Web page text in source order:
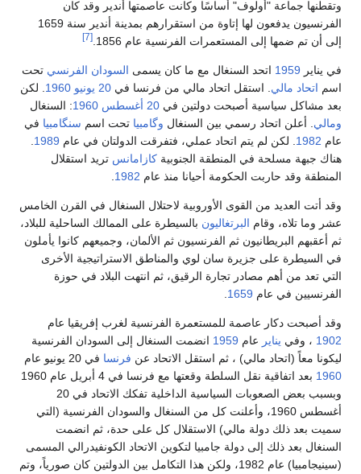
وتقطنها جماعة "أولوف" أساسًا وكانت عاصمتها أندير وقد كان
الفرنسيون يدفعون لها إتاوة من استقرارهم بمدينة أندير سنة 1659
إلى أن تم ضمها إلى المستعمرات الفرنسية عام 1856.
[7]
في يناير 1959 اتحد السنغال مع ما كان يسمى السودان الفرنسي تحت
اسم اتحاد مالي . استقل اتحاد مالي من فرنسا في 20 يونيو 1960 . لكن
بعد مشاكل سياسية أصبحت دولتين في 20 أغسطس 1960: السنغال
ومالي . أعلن اتحاد رسمي بين السنغال وگامبيا تحت اسم سنگامبيا في
عام 1982 . لكن لم يتم اتحاد عملي، فتفرقت الدولتان في عام 1989
هناك جبهة مسلحة في المنطقة الجنوبية كازامانس تريد استقلال
المنطقة وقد حاربت الحكومة أحيانا منذ عام 1982
وقد أتت العديد من القوى الأوروبية لاحتلال السنغال في القرن الخامس
عشر وما تلاه، وقام البرتغاليون بالسيطرة على الممالك الساحلية للبلاد،
ثم أعقبهم البريطانيون ثم الفرنسيون ثم الألمان، وجميعهم كانوا يأملون
في السيطرة على جزيرة سان لوي والمناطق الاستراتيجية الأخرى
التي تعد من أهم مصادر تجارة الرقيق، ثم انتهت البلاد في حوزة
الفرنسيين في عام 1659
وقد أصبحت دكار عاصمة للمستعمرة الفرنسية لغرب إفريقيا عام
1902 ، وفي يناير عام 1959 انضمت السنغال إلى السودان الفرنسية
ليكونا معاً (اتحاد مالي) ، ثم استقل الاتحاد عن فرنسا في 20 يونيو عام
1960
بعد اتفاقية نقل السلطة وقعتها مع فرنسا في 4 أبريل عام 1960
وبسبب بعض الصعوبات السياسية الداخلية تفكك الاتحاد في 20
أغسطس 1960، وأعلنت كل من السنغال والسودان الفرنسية (التي
سميت بعد ذلك دولة مالي) الاستقلال كل على حدة، ثم انضمت
السنغال بعد ذلك إلى دولة جامبيا لتكوين الاتحاد الكونفيدرالي المسمى
(سينيجامبيا) عام 1982، ولكن هذا التكامل بين الدولتين كان صورياً، وتم